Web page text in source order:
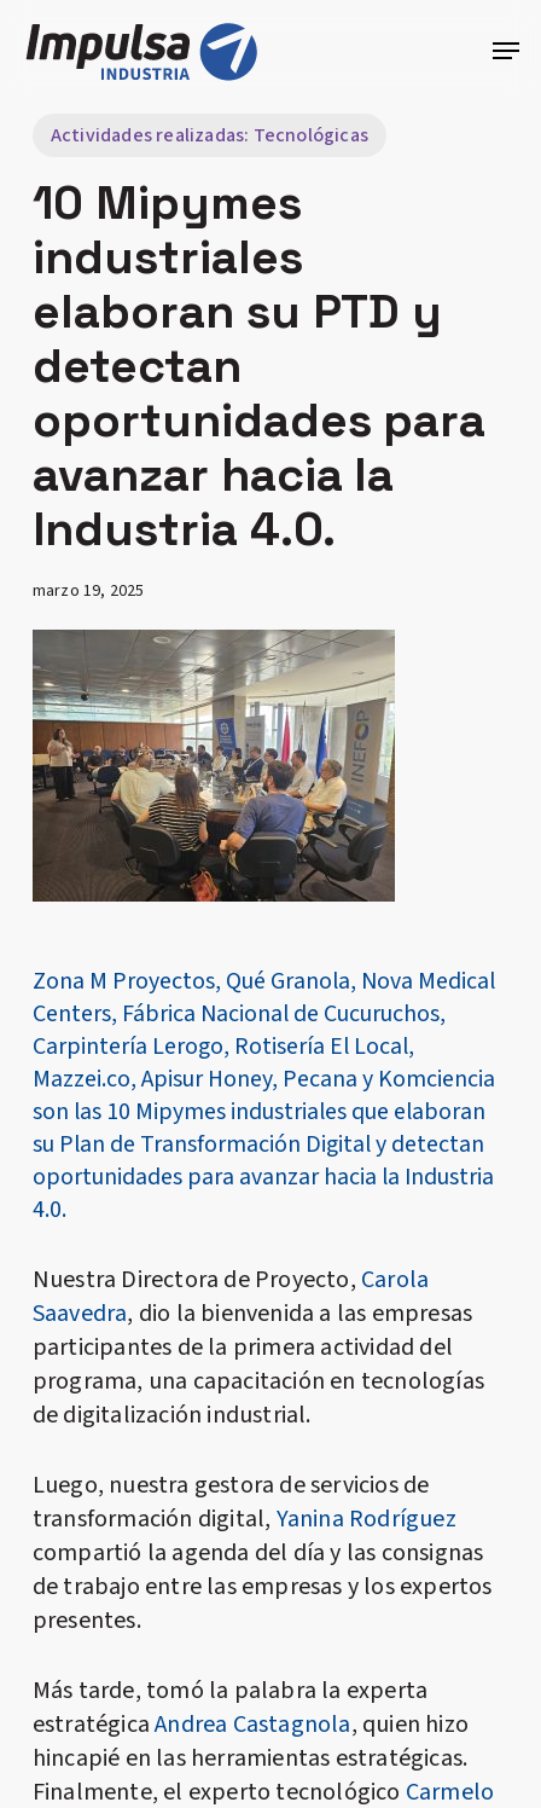
Skip
Menu
Actividades realizadas: Tecnológicas
10 Mipymes
industriales
elaboran su PTD y
detectan
oportunidades para
avanzar hacia la
Industria 4.0.
marzo 19, 2025
Zona M Proyectos, Qué Granola, Nova Medical
Centers, Fábrica Nacional de Cucuruchos,
Carpintería Lerogo, Rotisería El Local,
Mazzei.co, Apisur Honey, Pecana y Komciencia
son las 10 Mipymes industriales que elaboran
su Plan de Transformación Digital y detectan
oportunidades para avanzar hacia la Industria
4.0.
Nuestra Directora de Proyecto, Carola
Saavedra, dio la bienvenida a las empresas
participantes de la primera actividad del
programa, una capacitación en tecnologías
de digitalización industrial.
Luego, nuestra gestora de servicios de
transformación digital, Yanina Rodríguez
compartió la agenda del día y las consignas
de trabajo entre las empresas y los expertos
presentes.
Más tarde, tomó la palabra la experta
estratégicaAndrea Castagnola, quien hizo
hincapié en las herramientas estratégicas.
Finalmente, el experto tecnológico Carmelo